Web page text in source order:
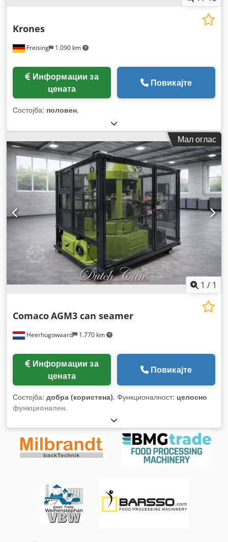
Freising 1.090 km
Krones
цената
Повикајте
Состојба: половен,
Мал оглас
1 / 1
Heerhugowaard 1.770 km
ComacoAGM3 can seamer
цената
Повикајте
Состојба: добра (користена), Функционалност: целосно
функционален,